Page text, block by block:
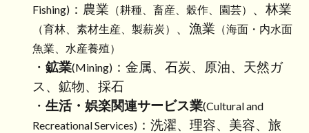
代行
サー
ビス
3.1
ビス
料金
（新
Fishing) ：農業 （耕種、畜産、穀作、園芸） 、林業
（育林、素材生産、製薪炭） 、漁業 （海面・内水面
魚業、水産養殖）
・鉱業(Mining) ：金属、石炭、原油、天然ガ
ス、鉱物、採石
・生活・娯楽関連サービス業(Cultural and
Recreational Services) ：洗濯、理容、美容、旅